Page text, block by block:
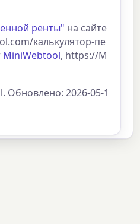
ренты" на сайте
калькулятор-пе
MiniWebtool, https://M
Обновлено: 2026-05-1